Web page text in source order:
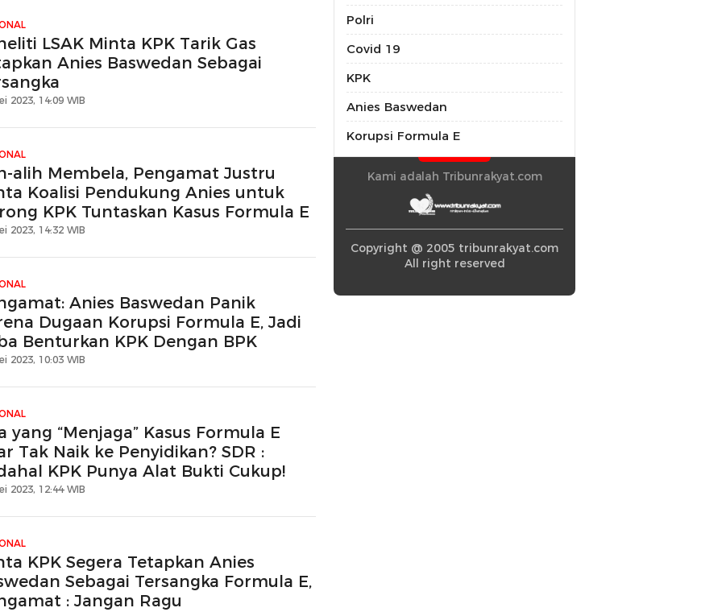
LSAK Minta KPK Tarik Gas
Anies Baswedan Sebagai
2023, 14:09 WIB
alih Membela, Pengamat Justru
Koalisi Pendukung Anies untuk
KPK Tuntaskan Kasus Formula E
2023, 14:32 WIB
Anies Baswedan Panik
Dugaan Korupsi Formula E, Jadi
Benturkan KPK Dengan BPK
2023, 10:03 WIB
yang “Menjaga” Kasus Formula E
Tak Naik ke Penyidikan? SDR :
KPK Punya Alat Bukti Cukup!
2023, 12:44 WIB
KPK Segera Tetapkan Anies
Sebagai Tersangka Formula E,
: Jangan Ragu
Polri
Covid 19
KPK
Anies Baswedan
Korupsi Formula E
Kami adalah Tribunrakyat.com
Copyright @ 2005 tribunrakyat.com
All right reserved